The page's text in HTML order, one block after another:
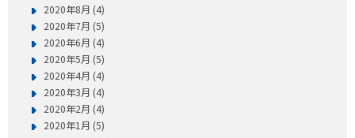
2020年8月 (4)
2020年7月 (5)
2020年6月 (4)
2020年5月 (5)
2020年4月 (4)
2020年3月 (4)
2020年2月 (4)
2020年1月 (5)